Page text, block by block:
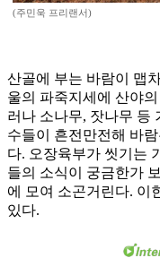
(주민욱 프리랜서)
산골에 부는 바람이 맵
울의 파죽지세에 산야
러나 소나무, 잣나무 등
수들이 흔전만전해 바
다. 오장육부가 씻기는
들의 소식이 궁금한가
에 모여 소곤거린다. 이
있다.